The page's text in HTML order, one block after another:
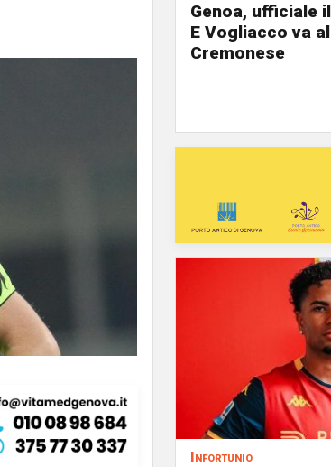
Genoa, ufficiale
E Vogliacco va
Cremonese
Infortunio